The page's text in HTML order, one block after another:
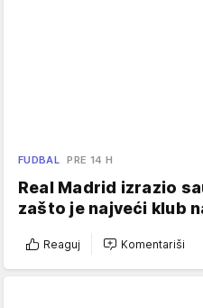
FUDBAL PRE 14 H
Real Madrid izrazio
zašto je najveći klub
Reaguj Komentariši